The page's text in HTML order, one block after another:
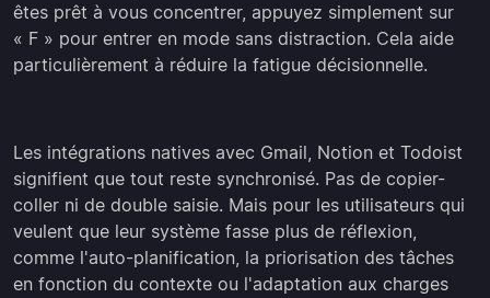
êtes prêt à vous concentrer, appuyez simplement sur
« F » pour entrer en mode sans distraction. Cela aide
particulièrement à réduire la fatigue décisionnelle.
Les intégrations natives avec Gmail, Notion et Todoist
signifient que tout reste synchronisé. Pas de copier-
coller ni de double saisie. Mais pour les utilisateurs qui
veulent que leur système fasse plus de réflexion,
comme l'auto-planification, la priorisation des tâches
en fonction du contexte ou l'adaptation aux charges